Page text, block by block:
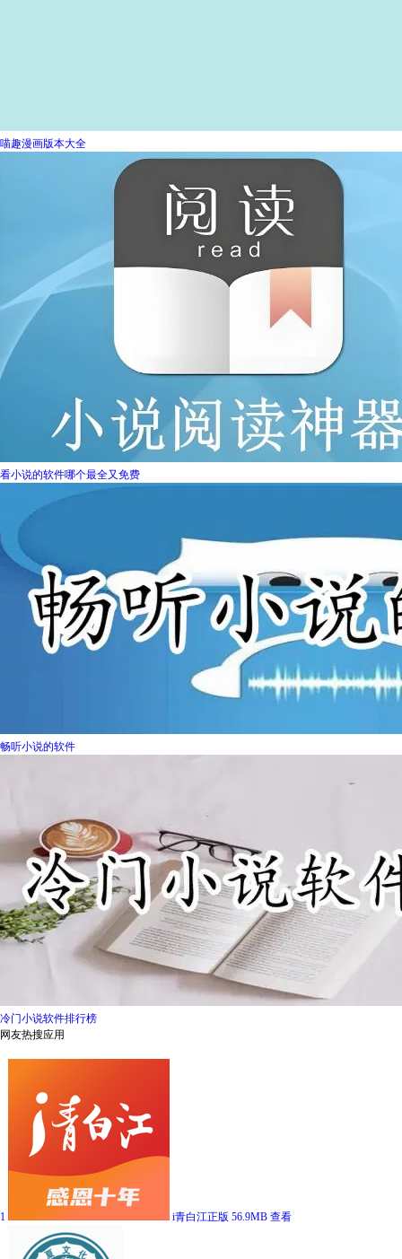
喵趣漫画版本大全
看小说的软件哪个最全又免费
畅听小说的软件
冷门小说软件排行榜
网友热搜应用
1 i青白江正版 56.9MB 查看